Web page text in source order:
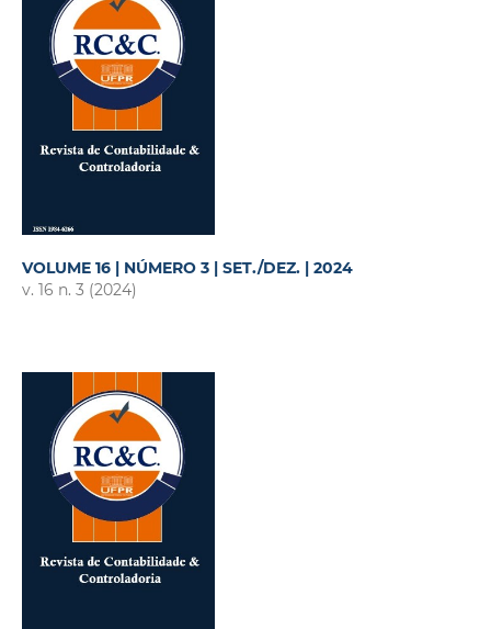
VOLUME 16 | NÚMERO 3 | SET./DEZ. | 2024
v. 16 n. 3 (2024)